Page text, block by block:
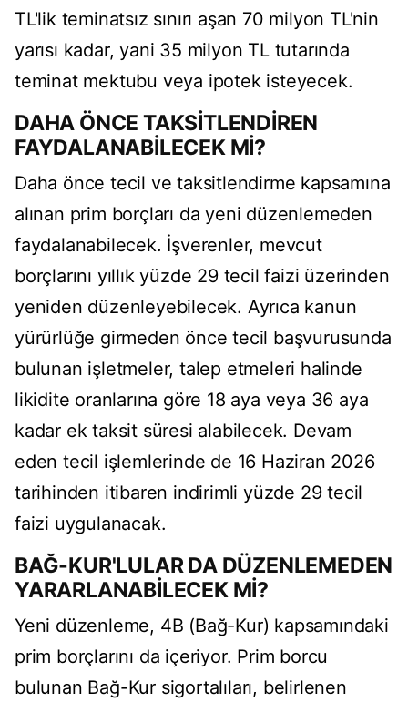
TL'lik teminatsız sınırı aşan 70 milyon TL'nin
yarısı kadar, yani 35 milyon TL tutarında
teminat mektubu veya ipotek isteyecek.
DAHA ÖNCE TAKSİTLENDİREN
FAYDALANABİLECEK Mİ?
Daha önce tecil ve taksitlendirme kapsamına
alınan prim borçları da yeni düzenlemeden
faydalanabilecek. İşverenler, mevcut
borçlarını yıllık yüzde 29 tecil faizi üzerinden
yeniden düzenleyebilecek. Ayrıca kanun
yürürlüğe girmeden önce tecil başvurusunda
bulunan işletmeler, talep etmeleri halinde
likidite oranlarına göre 18 aya veya 36 aya
kadar ek taksit süresi alabilecek. Devam
eden tecil işlemlerinde de 16 Haziran 2026
tarihinden itibaren indirimli yüzde 29 tecil
faizi uygulanacak.
BAĞ-KUR'LULAR DA DÜZENLEMEDEN
YARARLANABİLECEK Mİ?
Yeni düzenleme, 4B (Bağ-Kur) kapsamındaki
prim borçlarını da içeriyor. Prim borcu
bulunan Bağ-Kur sigortalıları, belirlenen